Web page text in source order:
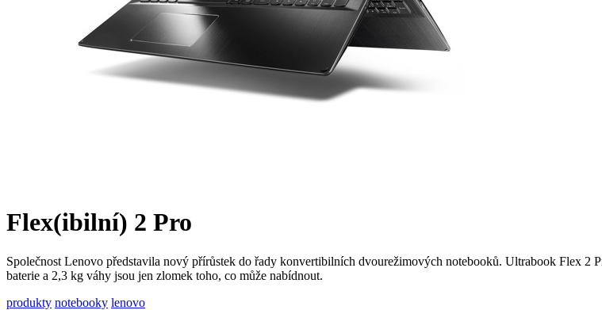
Flex(ibilní) 2 Pro
Společnost Lenovo představila nový přírůstek do řady konvertibilních dvourežimových notebooků. Ultrabook Flex 2
baterie a 2,3 kg váhy jsou jen zlomek toho, co může nabídnout.
produkty notebooky lenovo